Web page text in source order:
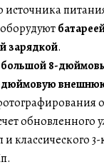
источника
зарядкой.
8-
дюймовую
обновленного
классического 3-